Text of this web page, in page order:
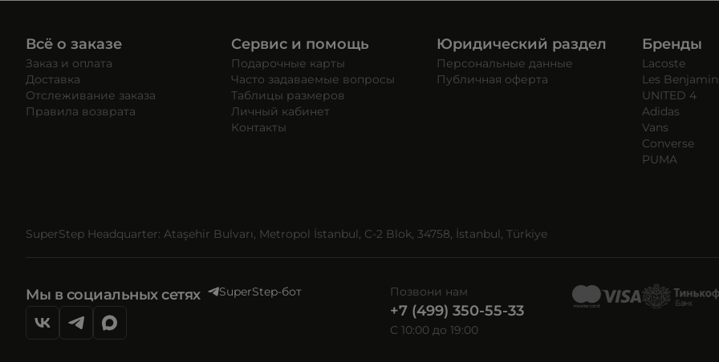
Всё о заказе
Заказ и оплата
Доставка
Отслеживание заказа
Правила возврата
Сервис и помощь
Подарочные карты
Часто задаваемые вопросы
Таблицы размеров
Личный кабинет
Контакты
Юридический раздел
Персональные данные
Публичная оферта
Бренды
Lacoste
Les
UNITED 4
Adidas
Vans
Converse
PUMA
SuperStep Headquarter: Ataşehir Bulvarı, Metropol İstanbul, C-2 Blok, 34758, İstanbul, Türkiye
Мы в социальных сетях SuperStep-бот Позвони нам
+7 (499) 350-55-33
C 10:00 до 19:00